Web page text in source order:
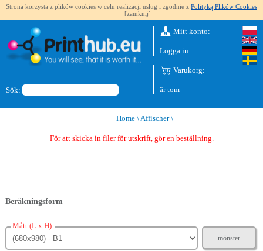
Strona korzysta z plików cookies w celu realizacji usług i zgodnie z Polityką Plików Cookies
[zamknij]
Sök:
Mitt konto:
Logga in
Varukorg:
är tom
Home\Affischer\
För att skicka in filer för utskrift, gör en beställning.
Beräkningsform
Mått (L x H):
mönster